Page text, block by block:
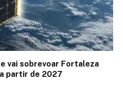
vai sobrevoar Fortaleza
partir de 2027